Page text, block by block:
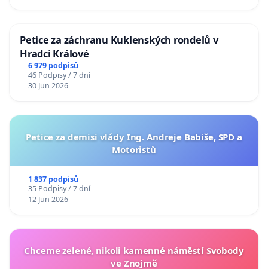
Petice za záchranu Kuklenských rondelů v
Hradci Králové
6 979 podpisů
46 Podpisy / 7 dní
30 Jun 2026
Petice za demisi vlády Ing. Andreje Babiše, SPD a
Motoristů
1 837 podpisů
35 Podpisy / 7 dní
12 Jun 2026
Chceme zelené, nikoli kamenné náměstí Svobody
ve Znojmě